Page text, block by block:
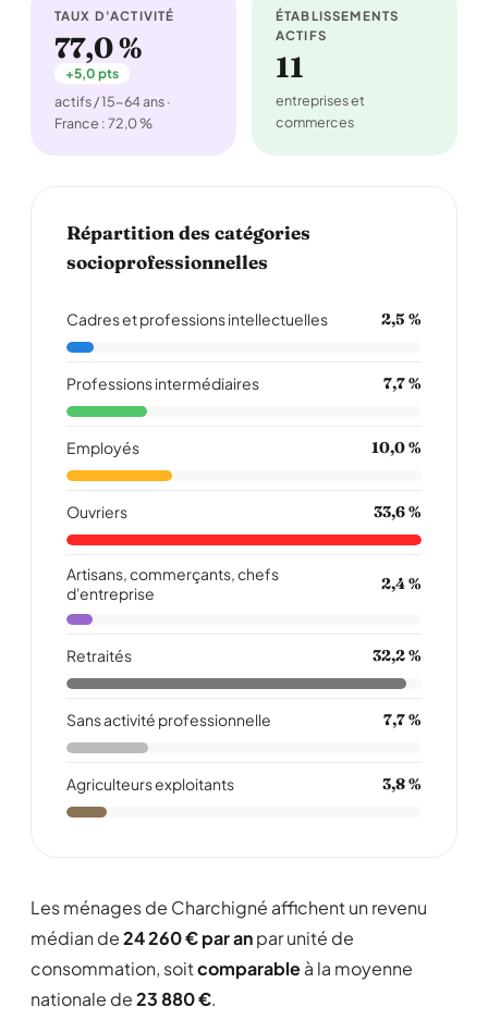
TAUX D'ACTIVITÉ
77,0 %
+5,0 pts
actifs / 15-64 ans ·
France : 72,0 %
ÉTABLISSEMENTS
ACTIFS
11
entreprises et
commerces
Répartition des catégories
socioprofessionnelles
Cadres et professions intellectuelles 2,5 %
Professions intermédiaires 7,7 %
Employés 10,0 %
Ouvriers 33,6 %
Artisans, commerçants, chefs
d'entreprise
2,4 %
Retraités 32,2 %
Sans activité professionnelle 7,7 %
Agriculteurs exploitants 3,8 %
Les ménages de Charchigné affichent un revenu
médian de24 260 € par anpar unité de
consommation, soitcomparableà la moyenne
nationale de23 880 €.